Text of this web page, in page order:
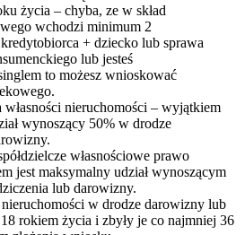
życia – chyba, ze w skład
wchodzi minimum 2
+ dziecko lub sprawa
lub jesteś
to możesz wnioskować
własności nieruchomości – wyjątkiem
wynoszący 50% w drodze
własnościowe prawo
jest maksymalny udział wynoszącym
lub darowizny.
nieruchomości w drodze darowizny lub
rokiem życia i zbyły je co najmniej 36